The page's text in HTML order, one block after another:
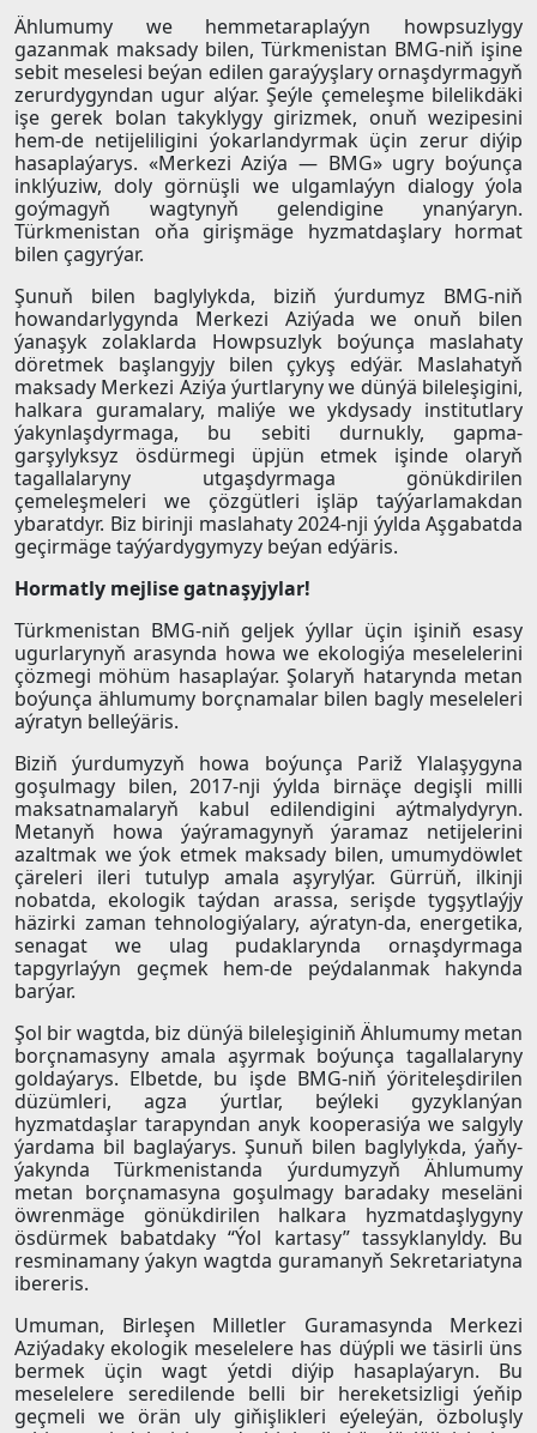
Ählumumy we hemmetaraplaýyn howpsuzlygy
gazanmak maksady bilen, Türkmenistan BMG-niň işine
sebit meselesi beýan edilen garaýyşlary ornaşdyrmagyň
zerurdygyndan ugur alýar. Şeýle çemeleşme bilelikdäki
işe gerek bolan takyklygy girizmek, onuň wezipesini
hem-de netijeliligini ýokarlandyrmak üçin zerur diýip
hasaplaýarys. «Merkezi Aziýa — BMG» ugry boýunça
inklýuziw, doly görnüşli we ulgamlaýyn dialogy ýola
goýmagyň wagtynyň gelendigine ynanýaryn.
Türkmenistan oňa girişmäge hyzmatdaşlary hormat
bilen çagyrýar.
Şunuň bilen baglylykda, biziň ýurdumyz BMG-niň
howandarlygynda Merkezi Aziýada we onuň bilen
ýanaşyk zolaklarda Howpsuzlyk boýunça maslahaty
döretmek başlangyjy bilen çykyş edýär. Maslahatyň
maksady Merkezi Aziýa ýurtlaryny we dünýä bileleşigini,
halkara guramalary, maliýe we ykdysady institutlary
ýakynlaşdyrmaga, bu sebiti durnukly, gapma-
garşylyksyz ösdürmegi üpjün etmek işinde olaryň
tagallalaryny utgaşdyrmaga gönükdirilen
çemeleşmeleri we çözgütleri işläp taýýarlamakdan
ybaratdyr. Biz birinji maslahaty 2024-nji ýylda Aşgabatda
geçirmäge taýýardygymyzy beýan edýäris.
Hormatly mejlise gatnaşyjylar!
Türkmenistan BMG-niň geljek ýyllar üçin işiniň esasy
ugurlarynyň arasynda howa we ekologiýa meselelerini
çözmegi möhüm hasaplaýar. Şolaryň hatarynda metan
boýunça ählumumy borçnamalar bilen bagly meseleleri
aýratyn belleýäris.
Biziň ýurdumyzyň howa boýunça Pariž Ylalaşygyna
goşulmagy bilen, 2017-nji ýylda birnäçe degişli milli
maksatnamalaryň kabul edilendigini aýtmalydyryn.
Metanyň howa ýaýramagynyň ýaramaz netijelerini
azaltmak we ýok etmek maksady bilen, umumydöwlet
çäreleri ileri tutulyp amala aşyrylýar. Gürrüň, ilkinji
nobatda, ekologik taýdan arassa, serişde tygşytlaýjy
häzirki zaman tehnologiýalary, aýratyn-da, energetika,
senagat we ulag pudaklarynda ornaşdyrmaga
tapgyrlaýyn geçmek hem-de peýdalanmak hakynda
barýar.
Şol bir wagtda, biz dünýä bileleşiginiň Ählumumy metan
borçnamasyny amala aşyrmak boýunça tagallalaryny
goldaýarys. Elbetde, bu işde BMG-niň ýöriteleşdirilen
düzümleri, agza ýurtlar, beýleki gyzyklanýan
hyzmatdaşlar tarapyndan anyk kooperasiýa we salgyly
ýardama bil baglaýarys. Şunuň bilen baglylykda, ýaňy-
ýakynda Türkmenistanda ýurdumyzyň Ählumumy
metan borçnamasyna goşulmagy baradaky meseläni
öwrenmäge gönükdirilen halkara hyzmatdaşlygyny
ösdürmek babatdaky “Ýol kartasy” tassyklanyldy. Bu
resminamany ýakyn wagtda guramanyň Sekretariatyna
ibereris.
Umuman, Birleşen Milletler Guramasynda Merkezi
Aziýadaky ekologik meselelere has düýpli we täsirli üns
bermek üçin wagt ýetdi diýip hasaplaýaryn. Bu
meselelere seredilende belli bir hereketsizligi ýeňip
geçmeli we örän uly giňişlikleri eýeleýän, özboluşly